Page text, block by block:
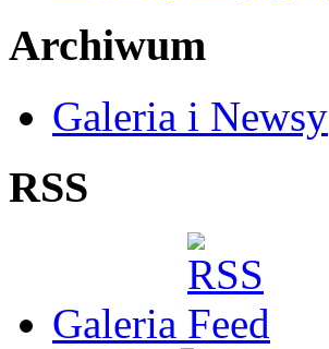
Archiwum
Galeria i Newsy
RSS
Galeria